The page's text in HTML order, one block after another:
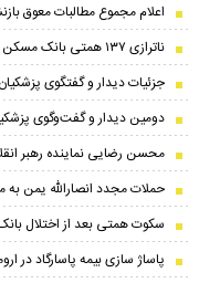
اعلام مجموع مطالبات معوق
ناترازی ۱۳۷ همتی بانک مسکن مختومه نشد
جزئیات دیدار و گفتگوی
دومین دیدار و گفت‌وگوی
محسن رضایی نماینده رهبر
حملات مجدد انصارالله یمن
سکوت همتی بعد از اختلال
پاساژ سازی بیمه پاسارگاد در ارومیه با هزینه